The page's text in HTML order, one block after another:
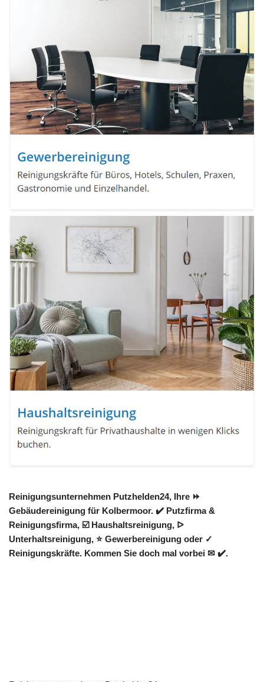
Reinigungsunternehmen Putzhelden24, Ihre ⏩
Gebäudereinigung für Kolbermoor. ✔️ Putzfirma &
Reinigungsfirma, ☑️ Haushaltsreinigung, ᐅ
Unterhaltsreinigung, ⭐ Gewerbereinigung oder ✓
Reinigungskräfte. Kommen Sie doch mal vorbei ✉ ✔️.